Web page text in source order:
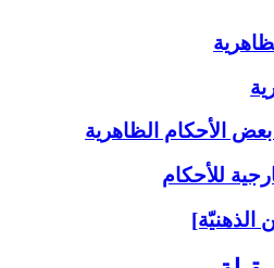
الأحكام الظاهرية
للأحكام
الذهنيّة]